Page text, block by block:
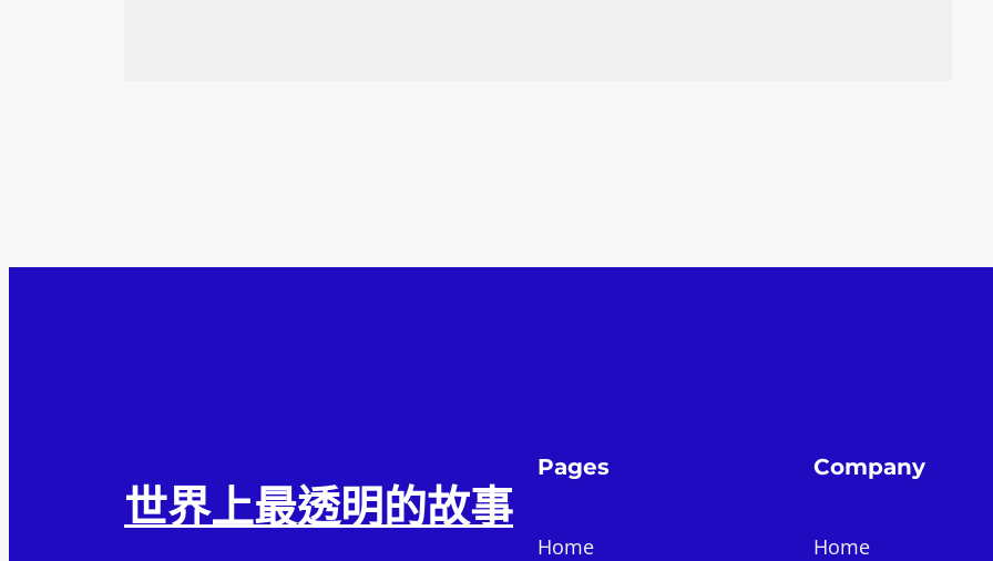
世界上最透明的故事
Pages
Home
Company
Home